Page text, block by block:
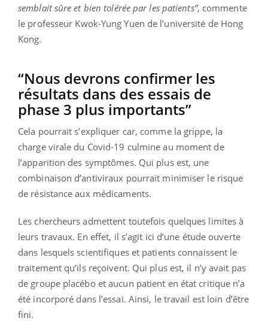
semblait sûre et bien tolérée par les patients”, commente
le professeur Kwok-Yung Yuen de l’université de Hong
Kong.
“Nous devrons confirmer les
résultats dans des essais de
phase 3 plus importants”
Cela pourrait s’expliquer car, comme la grippe, la
charge virale du Covid-19 culmine au moment de
l’apparition des symptômes. Qui plus est, une
combinaison d’antiviraux pourrait minimiser le risque
de résistance aux médicaments.
Les chercheurs admettent toutefois quelques limites à
leurs travaux. En effet, il s’agit ici d’une étude ouverte
dans lesquels scientifiques et patients connaissent le
traitement qu’ils reçoivent. Qui plus est, il n’y avait pas
de groupe placébo et aucun patient en état critique n’a
été incorporé dans l’essai. Ainsi, le travail est loin d’être
fini.